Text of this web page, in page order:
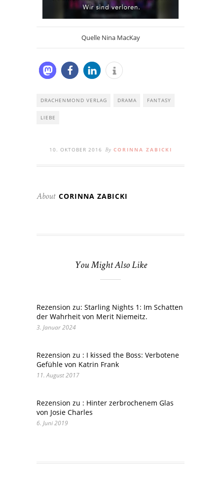
Quelle Nina MacKay
DRACHENMOND VERLAG DRAMA FANTASY
LIEBE
10. OKTOBER 2016 By CORINNA ZABICKI
About CORINNA ZABICKI
You Might Also Like
Rezension zu: Starling Nights 1: Im Schatten
der Wahrheit von Merit Niemeitz.
3. Januar 2024
Rezension zu : I kissed the Boss: Verbotene
Gefühle von Katrin Frank
11. August 2017
Rezension zu : Hinter zerbrochenem Glas
von Josie Charles
6. Juni 2019